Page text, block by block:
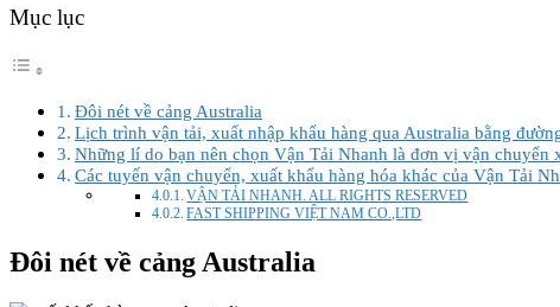
Mục lục
Đôi nét về cảng Australia
Lịch trình vận tải, xuất nhập khẩu hàng qua Australia bằng
Những lí do bạn nên chọn Vận Tải Nhanh là đơn vị vận chuyển
Các tuyến vận chuyển, xuất khẩu hàng hóa khác của Vận Tải
VẬN TẢI NHANH. ALL RIGHTS RESERVED
FAST SHIPPING VIỆT NAM CO.,LTD
Đôi nét về cảng Australia